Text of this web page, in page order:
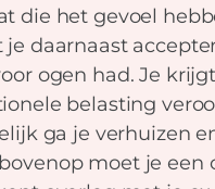
die het gevoel
je daarnaast
ogen had. Je
belasting
ga je verhuizen
moet je